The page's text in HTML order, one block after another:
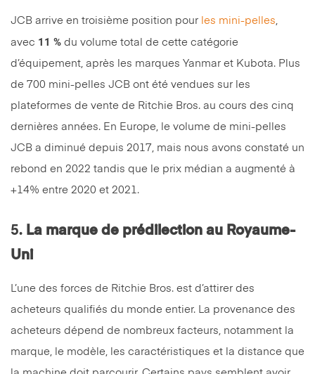
JCB arrive en troisième position pour les mini-pelles,
avec 11 % du volume total de cette catégorie
d’équipement, après les marques Yanmar et Kubota. Plus
de 700 mini-pelles JCB ont été vendues sur les
plateformes de vente de Ritchie Bros. au cours des cinq
dernières années. En Europe, le volume de mini-pelles
JCB a diminué depuis 2017, mais nous avons constaté un
rebond en 2022 tandis que le prix médian a augmenté à
+14% entre 2020 et 2021.
5. La marque de prédilection au Royaume-
Uni
L’une des forces de Ritchie Bros. est d’attirer des
acheteurs qualifiés du monde entier. La provenance des
acheteurs dépend de nombreux facteurs, notamment la
marque, le modèle, les caractéristiques et la distance que